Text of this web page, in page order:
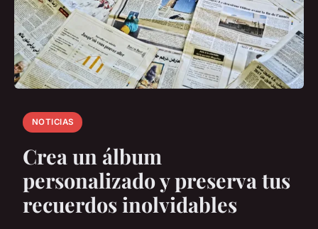
NOTICIAS
Crea un álbum
personalizado y preserva tus
recuerdos inolvidables